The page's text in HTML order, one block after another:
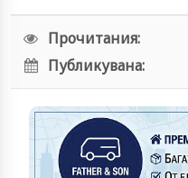
Прочитания:
Публикувана: